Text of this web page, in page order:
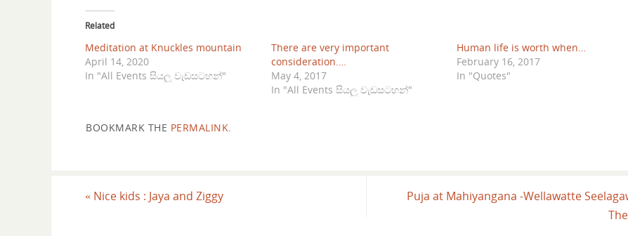
Related
Meditation at Knuckles mountain
April 14, 2020
In "All Events සියලු වැඩසටහන්"
There are very important
consideration.…
May 4, 2017
In "All Events සියලු වැඩසටහන්"
Human life is worth when…
February 16, 2017
In "Quotes"
BOOKMARK THE PERMALINK
« Nice kids : Jaya and Ziggy
Puja at Mahiyangana -Wellawatte